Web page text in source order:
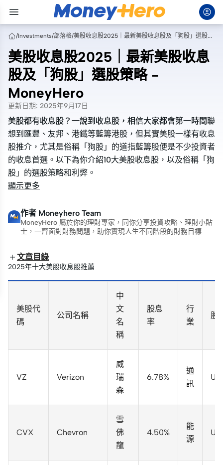
/Investments/部落格/ 美股收息股2025｜最新美股收息股及「狗股」選股策略 - MoneyHero
美股收息股2025｜最新美股收息
股及「狗股」選股策略 -
MoneyHero
更新日期: 2025年9月17日
美股都有收息股？一說到收息股，相信大家都會第一時間聯
想到匯豐、友邦、港鐵等藍籌港股，但其實美股一樣有收息
股推介，尤其是俗稱「狗股」的道指藍籌股便是不少投資者
的收息首選。以下為你介紹10大美股收息股，以及俗稱「狗
股」的選股策略和利弊。
美股都有收息股？一說到收息股，相信大家都會第一時間聯
想到匯豐、友邦、港鐵等藍籌港股，但其實美股一樣有收息
股推介，尤其是俗稱「狗股」的道指藍籌股便是不少投資者
的收息首選。以下為你介紹10大美股收息股，以及俗稱「狗
股」的選股策略和利弊。
顯示更多
作者 Moneyhero Team
MoneyHero 屬於你的理財專家，同你分享投資攻略、理財小貼
士，一齊面對財務問題，助你實現人生不同階段的財務目標
文章目錄
2025年十大美股收息股推薦
美股代
碼
公司名稱
中
文
名
稱
股息
率
行
業
股
VZ Verizon
威
瑞
森
6.78%
通
訊
CVX Chevron
雪
佛
龍
4.50%
能
源